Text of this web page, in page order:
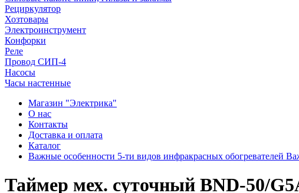
Рециркулятор
Хозтовары
Электроинструмент
Конфорки
Реле
Провод СИП-4
Насосы
Часы настенные
Магазин "Электрика"
О нас
Контакты
Доставка и оплата
Каталог
Важные особенности 5-ти видов инфракрасных обогревателей
Таймер мех. суточный BND-50/